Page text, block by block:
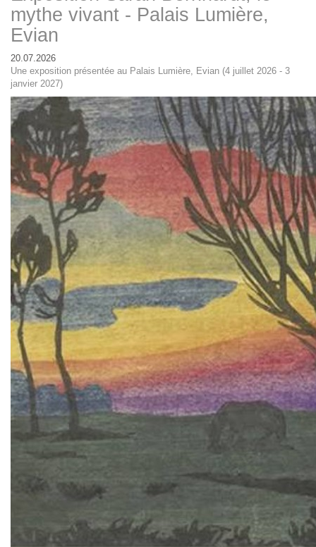
mythe vivant - Palais Lumière,
Evian
20.07.2026
Une exposition présentée au Palais Lumière, Evian (4 juillet 2026 - 3
janvier 2027)